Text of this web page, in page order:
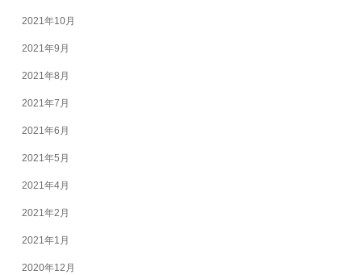
2021年10月
2021年9月
2021年8月
2021年7月
2021年6月
2021年5月
2021年4月
2021年2月
2021年1月
2020年12月